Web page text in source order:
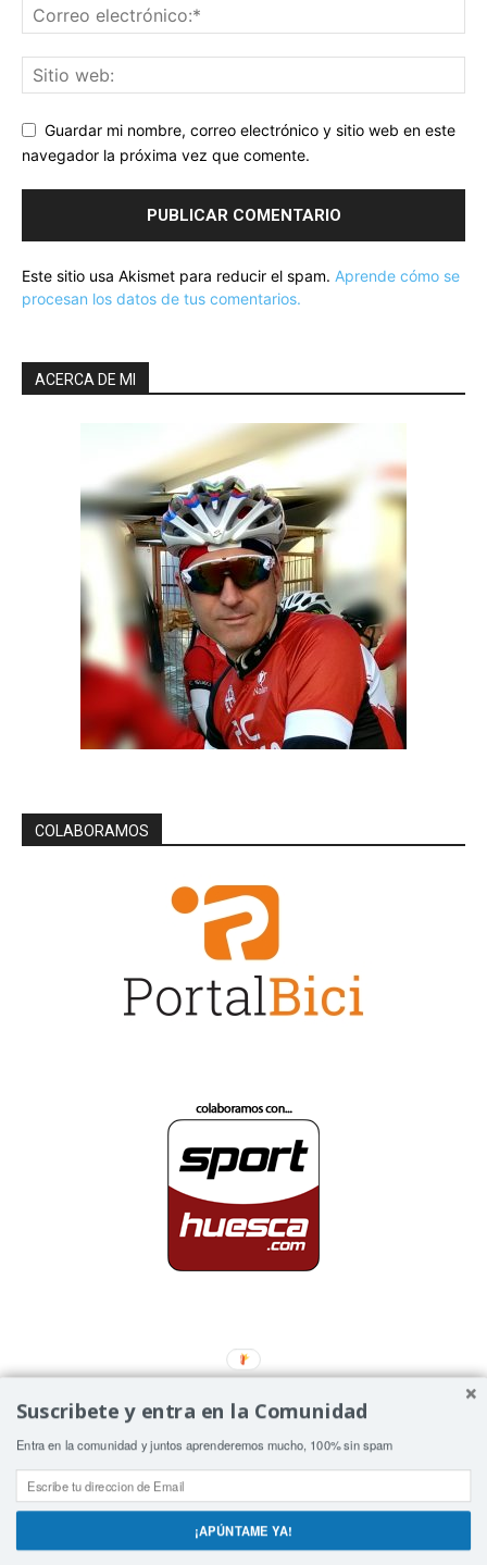
Guardar mi nombre, correo electrónico y sitio web en este
navegador la próxima vez que comente.
Este sitio usa Akismet para reducir el spam. Aprende cómo se
procesan los datos de tus comentarios.
ACERCA DE MI
COLABORAMOS
Utilizamos cookies para ofrecerte la mejor experiencia en
nuestra web.
Puedes aprender más sobre qué cookies utilizamos o
desactivarlas en los ajustes.
Rechazar Ajustes
Suscribete y entra en la Comunidad
Entra en la comunidad y juntos aprenderemos mucho, 100% sin spam
¡APÚNTAME YA!